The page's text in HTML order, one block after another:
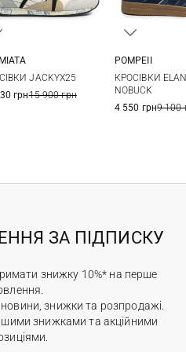
JACKYX25
грн15 900 грн
45
POMPEII
КРОСІВКИ
NOBUCK
4 550 грн9 100
ЗА ПІДПИСКУ
знижку 10%* на перше
знижки та розпродажі.
знижками та акційними